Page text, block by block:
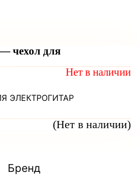
чехол для
(Нет в наличии)
Нет в наличии
ЭЛЕКТРОГИТАР
Бренд